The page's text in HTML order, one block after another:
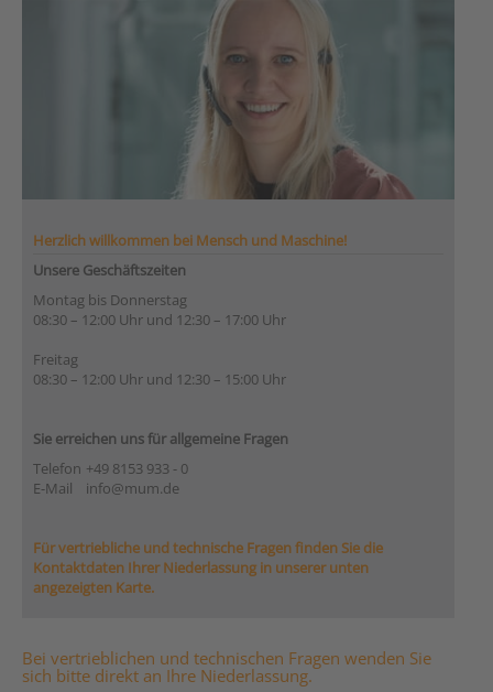
Herzlich willkommen bei Mensch und Maschine!
Unsere Geschäftszeiten
Montag bis Donnerstag
08:30 – 12:00 Uhr und 12:30 – 17:00 Uhr
Freitag
08:30 – 12:00 Uhr und 12:30 – 15:00 Uhr
Sie erreichen uns für allgemeine Fragen
Telefon +49 8153 933 - 0
E-Mail
info@mum.de
Für vertriebliche und technische Fragen finden Sie die
Kontaktdaten Ihrer Niederlassung in unserer unten
angezeigten Karte.
Bei vertrieblichen und technischen Fragen wenden Sie
sich bitte direkt an Ihre Niederlassung.